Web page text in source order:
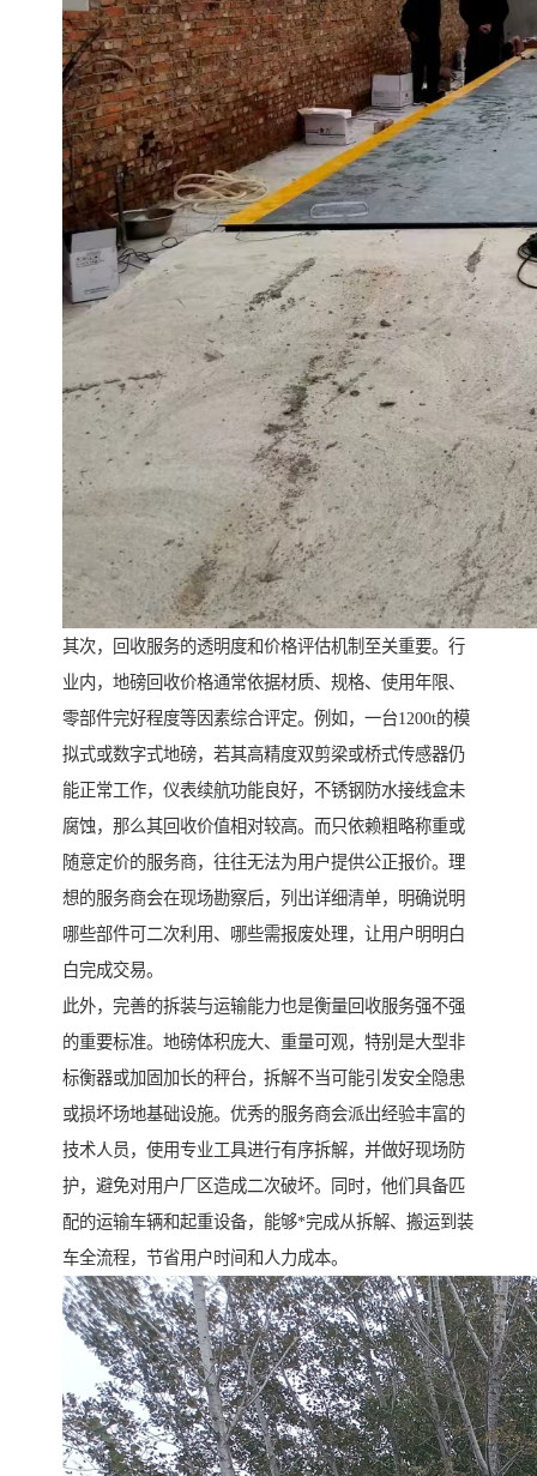
其次，回收服务的透明度和价格评估机制至关重要。行
业内，地磅回收价格通常依据材质、规格、使用年限、
零部件完好程度等因素综合评定。例如，一台1200t的模
拟式或数字式地磅，若其高精度双剪梁或桥式传感器仍
能正常工作，仪表续航功能良好，不锈钢防水接线盒未
腐蚀，那么其回收价值相对较高。而只依赖粗略称重或
随意定价的服务商，往往无法为用户提供公正报价。理
想的服务商会在现场勘察后，列出详细清单，明确说明
哪些部件可二次利用、哪些需报废处理，让用户明明白
白完成交易。
此外，完善的拆装与运输能力也是衡量回收服务强不强
的重要标准。地磅体积庞大、重量可观，特别是大型非
标衡器或加固加长的秤台，拆解不当可能引发安全隐患
或损坏场地基础设施。优秀的服务商会派出经验丰富的
技术人员，使用专业工具进行有序拆解，并做好现场防
护，避免对用户厂区造成二次破坏。同时，他们具备匹
配的运输车辆和起重设备，能够*完成从拆解、搬运到装
车全流程，节省用户时间和人力成本。